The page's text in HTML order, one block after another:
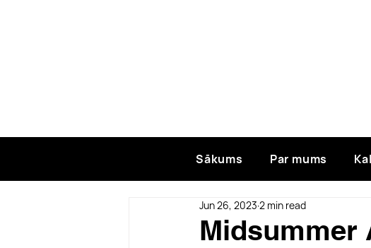
Sākums Par mums
Midsummer
Jun 26, 2023 2 min read